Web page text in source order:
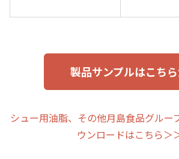
製品サンプルはこち
シュー用油脂、その他月島食品グルー
ウンロードはこちら＞